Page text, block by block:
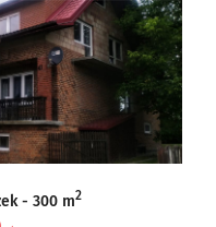
- 300 m2